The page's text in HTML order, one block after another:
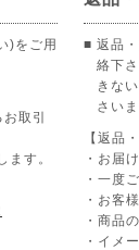
)をご用
取引
す。
■ 返品
絡下
きな
さいま
【返品
・お届
・一度
・お客
・商品
・イメ